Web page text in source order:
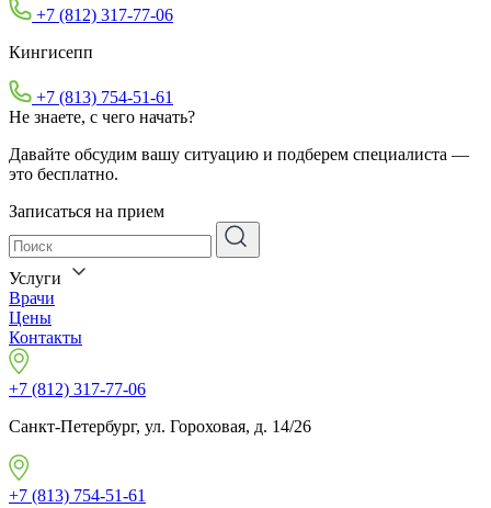
+7 (812) 317-77-06
Кингисепп
+7 (813) 754-51-61
Не знаете, с чего начать?
Давайте обсудим вашу ситуацию и подберем специалиста —
это бесплатно.
Записаться на прием
Услуги
Врачи
Цены
Контакты
+7 (812) 317-77-06
Санкт-Петербург, ул. Гороховая, д. 14/26
+7 (813) 754-51-61